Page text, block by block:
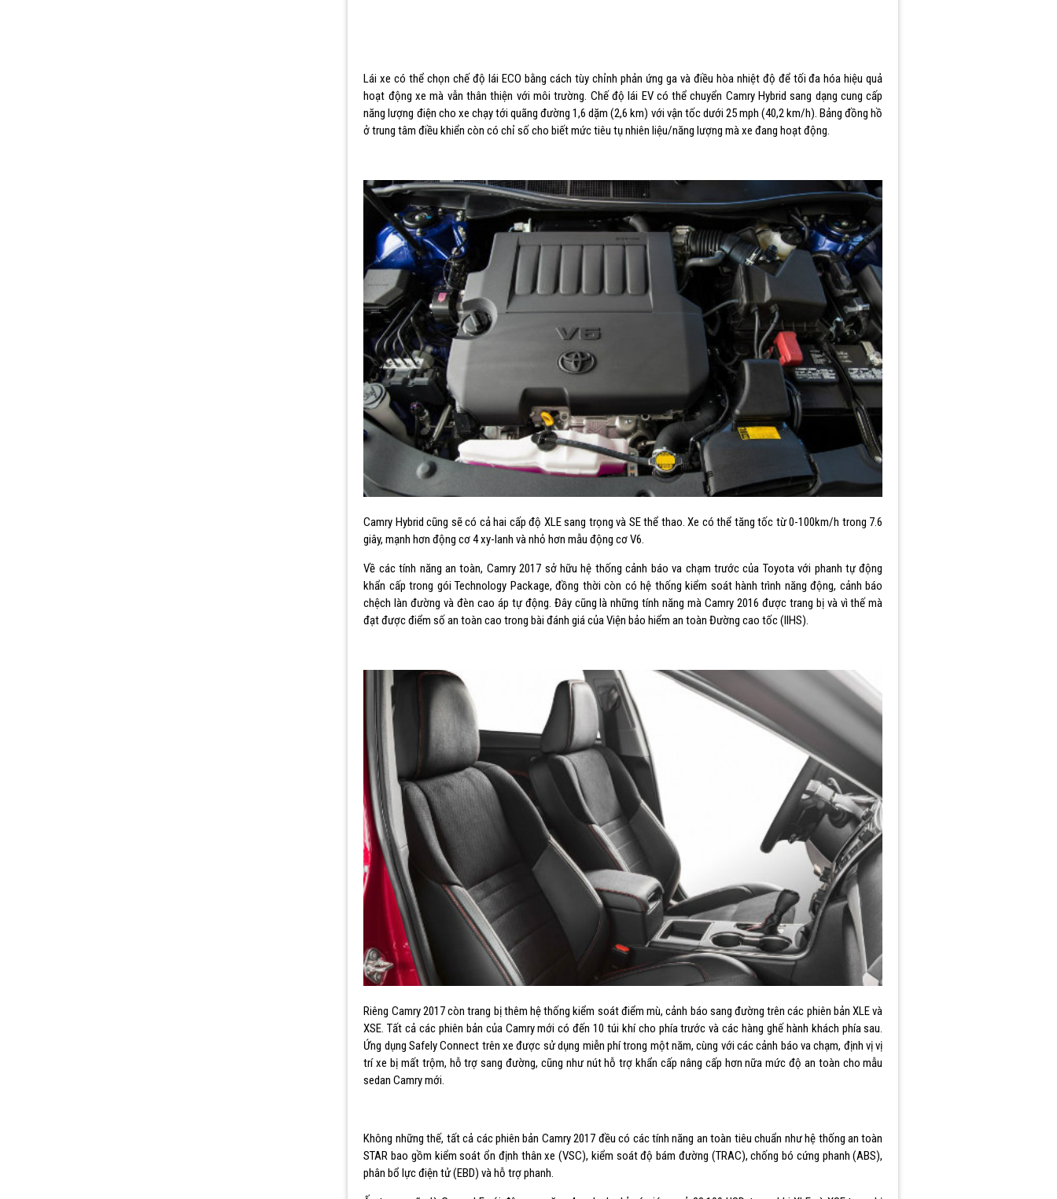
Lái xe có thể chọn chế độ lái ECO bằng cách tùy chỉnh phản ứng ga và điều hòa nhiệt độ để tối đa hóa hiệu quả
hoạt động xe mà vẫn thân thiện với môi trường. Chế độ lái EV có thể chuyển Camry Hybrid sang dạng cung cấp
năng lượng điện cho xe chạy tới quãng đường 1,6 dặm (2,6 km) với vận tốc dưới 25 mph (40,2 km/h). Bảng đồng hồ
ở trung tâm điều khiển còn có chỉ số cho biết mức tiêu tụ nhiên liệu/năng lượng mà xe đang hoạt động.
Camry Hybrid cũng sẽ có cả hai cấp độ XLE sang trọng và SE thể thao. Xe có thể tăng tốc từ 0-100km/h trong 7.6
giây, mạnh hơn động cơ 4 xy-lanh và nhỏ hơn mẫu động cơ V6.
Về các tính năng an toàn, Camry 2017 sở hữu hệ thống cảnh báo va chạm trước của Toyota với phanh tự động
khẩn cấp trong gói Technology Package, đồng thời còn có hệ thống kiểm soát hành trình năng động, cảnh báo
chệch làn đường và đèn cao áp tự động. Đây cũng là những tính năng mà Camry 2016 được trang bị và vì thế mà
đạt được điểm số an toàn cao trong bài đánh giá của Viện bảo hiểm an toàn Đường cao tốc (IIHS).
Riêng Camry 2017 còn trang bị thêm hệ thống kiểm soát điểm mù, cảnh báo sang đường trên các phiên bản XLE và
XSE. Tất cả các phiên bản của Camry mới có đến 10 túi khí cho phía trước và các hàng ghế hành khách phía sau.
Ứng dụng Safely Connect trên xe được sử dụng miễn phí trong một năm, cùng với các cảnh báo va chạm, định vị vị
trí xe bị mất trộm, hỗ trợ sang đường, cũng như nút hỗ trợ khẩn cấp nâng cấp hơn nữa mức độ an toàn cho mẫu
sedan Camry mới.
Không những thế, tất cả các phiên bản Camry 2017 đều có các tính năng an toàn tiêu chuẩn như hệ thống an toàn
STAR bao gồm kiểm soát ổn định thân xe (VSC), kiểm soát độ bám đường (TRAC), chống bó cứng phanh (ABS),
phân bổ lực điện tử (EBD) và hỗ trợ phanh.